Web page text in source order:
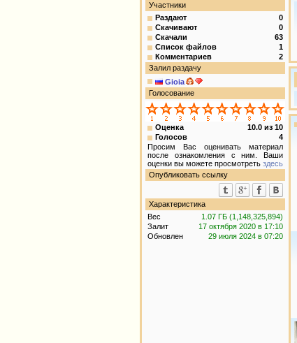
Участники
Раздают
0
Скачивают
0
Скачали
63
Список файлов
1
Комментариев
2
Залил раздачу
Gioiа
Голосование
Оценка 10.0 из 10
Голосов
4
Просим Вас оценивать материал
после ознакомления с ним. Ваши
оценки вы можете просмотреть здесь
Опубликовать ссылку
Характеристика
Вес
1.07 ГБ (1,148,325,894)
Залит
17 октября 2020 в 17:10
Обновлен
29 июля 2024 в 07:20